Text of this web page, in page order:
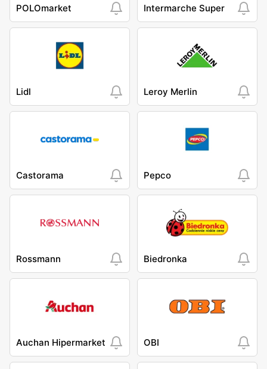
POLOmarket Intermarche Super
Lidl Leroy Merlin
Castorama Pepco
Rossmann Biedronka
Auchan Hipermarket OBI